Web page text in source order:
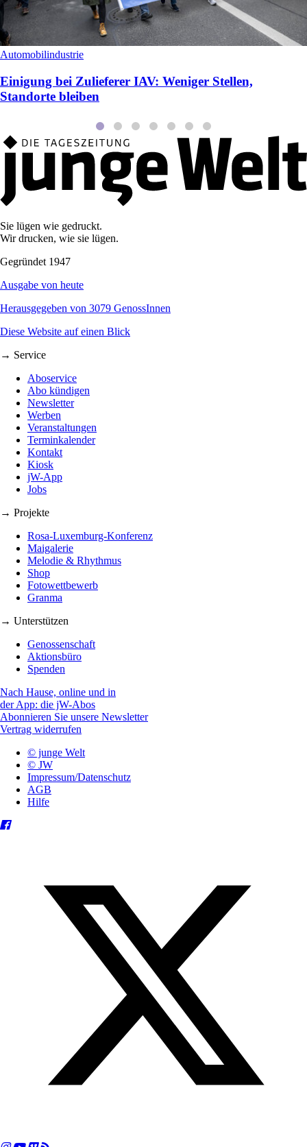
Automobilindustrie
Einigung bei Zulieferer IAV: Weniger Stellen,
Standorte bleiben
Sie lügen wie gedruckt.
Wir drucken, wie sie lügen.
Gegründet 1947
Ausgabe von heute
Herausgegeben von 3079 GenossInnen
Diese Website auf einen Blick
→ Service
Aboservice
Abo kündigen
Newsletter
Werben
Veranstaltungen
Terminkalender
Kontakt
Kiosk
jW-App
Jobs
→ Projekte
Rosa-Luxemburg-Konferenz
Maigalerie
Melodie & Rhythmus
Shop
Fotowettbewerb
Granma
→ Unterstützen
Genossenschaft
Aktionsbüro
Spenden
Nach Hause, online und in
der App: die jW-Abos
Abonnieren Sie unsere Newsletter
Vertrag widerrufen
© junge Welt
© JW
Impressum/Datenschutz
AGB
Hilfe